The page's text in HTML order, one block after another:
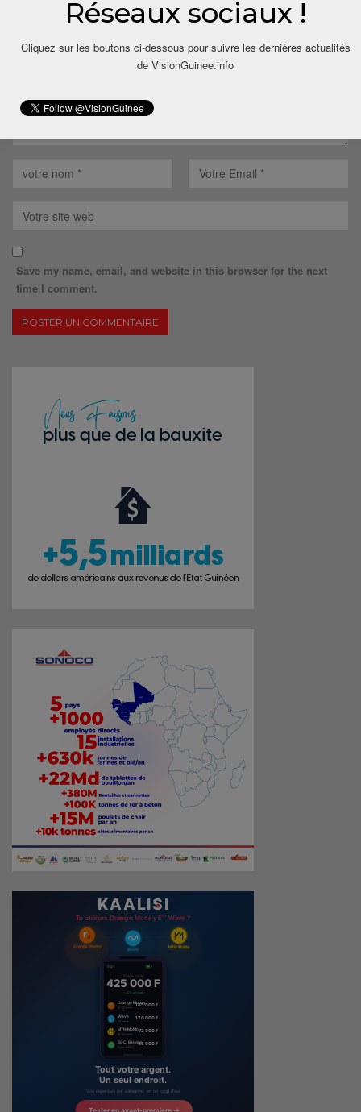
Save my name, email, and website in this browser for the next
time I comment.
Réseaux sociaux !
Cliquez sur les boutons ci-dessous pour suivre les dernières actualités
de VisionGuinee.info